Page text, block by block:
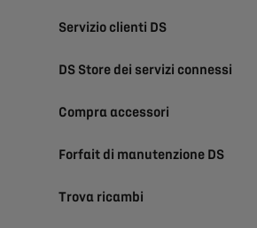
Servizio clienti DS
DS Store dei servizi connessi
Compra accessori
Forfait di manutenzione DS
Trova ricambi